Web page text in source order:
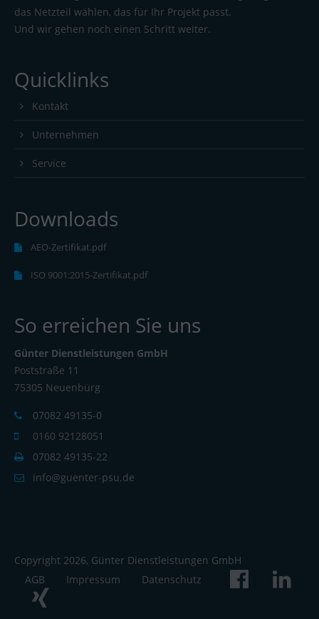
das Netzteil wählen, das für Ihr Projekt passt.
Und wir gehen noch einen Schritt weiter.
Quicklinks
Kontakt
Unternehmen
Service
Downloads
AEO-Zertifikat.pdf
ISO 9001:2015-Zertifikat.pdf
So erreichen Sie uns
Günter Dienstleistungen GmbH
Poststraße 11
75305 Neuenbürg
07082 49135-0
0160 92128051
07082 49135-22
info@guenter-psu.de
Copyright 2026, Günter Dienstleistungen GmbH
AGB
Impressum Datenschutz